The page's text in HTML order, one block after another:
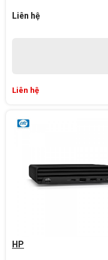
Liên hệ
Liên hệ
HP